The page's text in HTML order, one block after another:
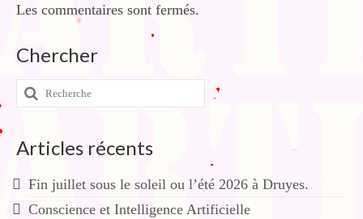
Les commentaires sont fermés.
Chercher
Rechercher
:
Articles récents
Fin juillet sous le soleil ou l’été 2026 à Druyes.
Conscience et Intelligence Artificielle